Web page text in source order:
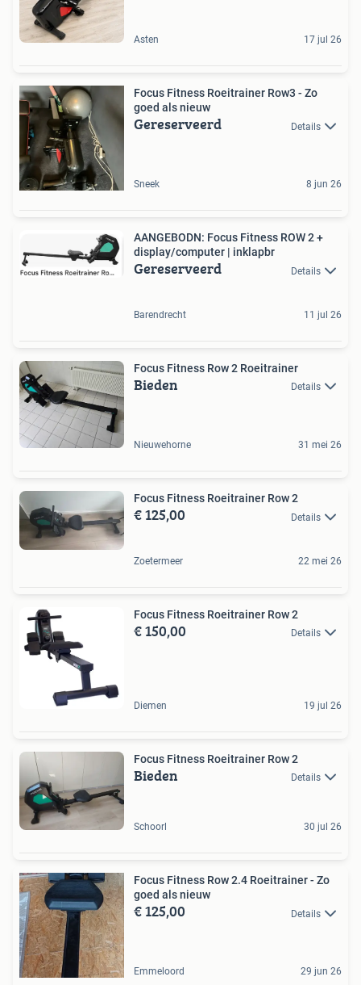
Asten 17 jul 26
Focus Fitness Roeitrainer Row3 - Zo
goed als nieuw
Gereserveerd Details
Sneek 8 jun 26
AANGEBODN: Focus Fitness ROW 2 +
display/computer | inklapbr
Gereserveerd Details
Barendrecht 11 jul 26
Focus Fitness Row 2 Roeitrainer
Bieden Details
Nieuwehorne 31 mei 26
Focus Fitness Roeitrainer Row 2
€ 125,00 Details
Zoetermeer 22 mei 26
Focus Fitness Roeitrainer Row 2
€ 150,00 Details
Diemen 19 jul 26
Focus Fitness Roeitrainer Row 2
Bieden Details
Schoorl 30 jul 26
Focus Fitness Row 2.4 Roeitrainer - Zo
goed als nieuw
€ 125,00 Details
Emmeloord 29 jun 26